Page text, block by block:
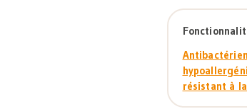
Antibactérien
résistant à